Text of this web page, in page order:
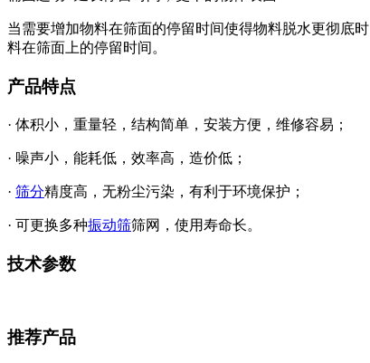
当需要增加物料在筛面的停留时间使得物料脱水更彻底
料在筛面上的停留时间。
产品特点
· 体积小，重量轻，结构简单，安装方便，维修容易；
· 噪声小，能耗低，效率高，造价低；
· 筛分精度高，无粉尘污染，有利于环境保护；
· 可更换多种振动筛筛网，使用寿命长。
技术参数
推荐产品